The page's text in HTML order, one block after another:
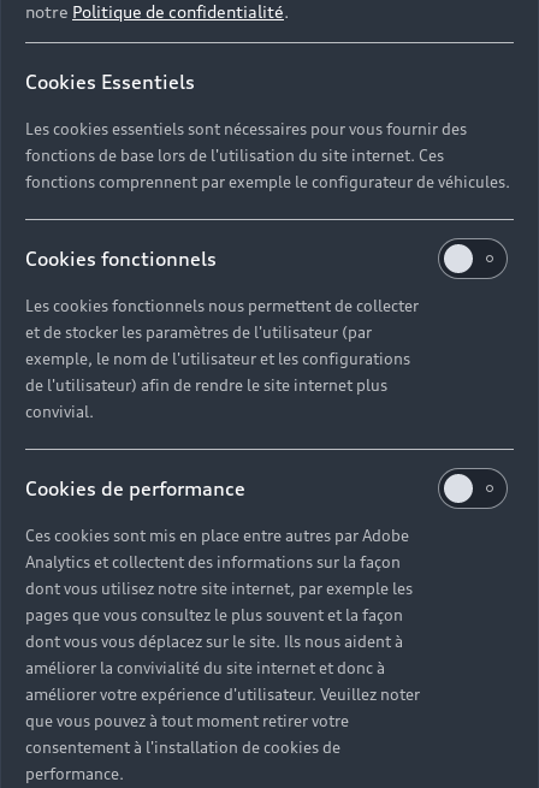
Retour en haut
Accès rapides
Quelle Audi me correspond ?
Recherche de véhicules neufs
Véhicules d'occasion disponibles
Offres pour les professionnels
Demander un essai
Informations et Service Clients
Accessibilité - Clients Sourds et Malentendants
Trouver mon Partenaire Audi
Modèles
Électrique
Hybride rechargeable
Citadine
Compacte
Berline
Avant
SUV électrique
Achat et location
Offres du moment
Configurer mon Audi
Réservation et option d'achat
Financer mon Audi
Garanties Audi
Voiture électrique
Voiture hybride
Voiture commerciale
Voiture de direction
Votre Audi
Entretenir et réparer mon Audi
Offres Après-Vente
Univers Audi
notre Politique de confidentialité.
Cookies Essentiels
Les cookies essentiels sont nécessaires pour vous fournir des
fonctions de base lors de l'utilisation du site internet. Ces
fonctions comprennent par exemple le configurateur de véhicules.
Cookies fonctionnels
Les cookies fonctionnels nous permettent de collecter
et de stocker les paramètres de l'utilisateur (par
exemple, le nom de l'utilisateur et les configurations
de l'utilisateur) afin de rendre le site internet plus
convivial.
Cookies de performance
Ces cookies sont mis en place entre autres par Adobe
Analytics et collectent des informations sur la façon
dont vous utilisez notre site internet, par exemple les
pages que vous consultez le plus souvent et la façon
dont vous vous déplacez sur le site. Ils nous aident à
améliorer la convivialité du site internet et donc à
améliorer votre expérience d'utilisateur. Veuillez noter
que vous pouvez à tout moment retirer votre
consentement à l'installation de cookies de
performance.